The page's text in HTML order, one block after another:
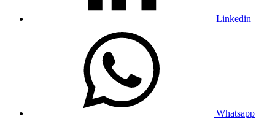
Linkedin
Whatsapp